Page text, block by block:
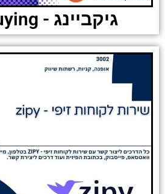
גיקביינג - Geekbuying